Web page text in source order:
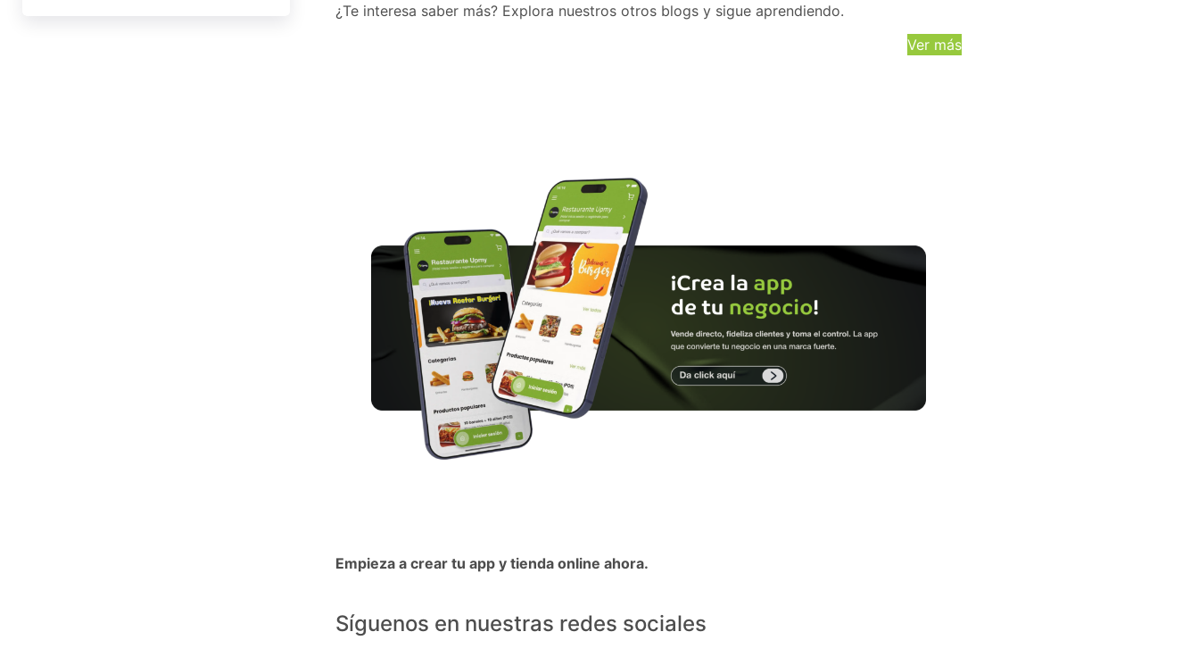
¿Te interesa saber más? Explora nuestros otros blogs y sigue aprendiendo.
Ver más
Empieza a crear tu app y tienda online ahora.
Síguenos en nuestras redes sociales